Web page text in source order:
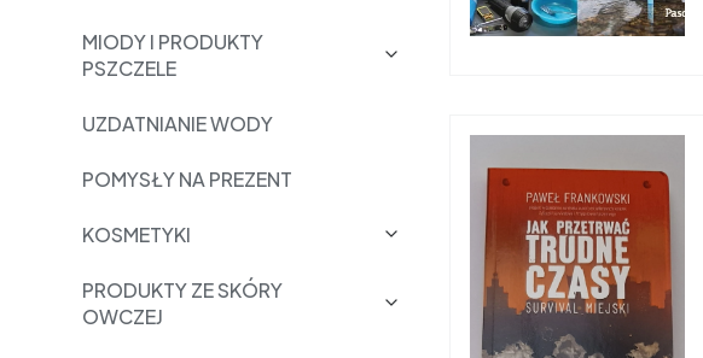
MIODY I PRODUKTY
PSZCZELE
UZDATNIANIE WODY
POMYSŁY NA PREZENT
KOSMETYKI
PRODUKTY ZE SKÓRY
OWCZEJ